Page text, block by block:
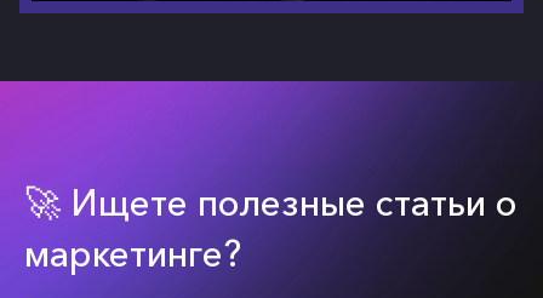
🚀 Ищете полезные статьи о
маркетинге?